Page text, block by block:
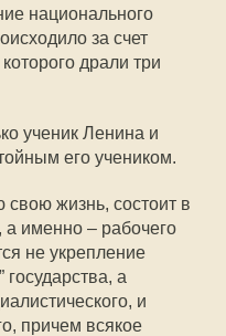
национального
за счет
драли три
ученик Ленина и
его учеником.
жизнь, состоит в
а именно – рабочего
не укрепление
государства, а
и
причем всякое